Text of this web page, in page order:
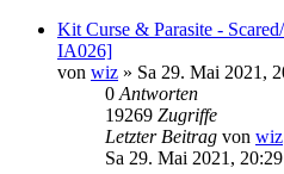
Kit Curse & Parasite -
IA026]
von wiz » Sa 29. Mai 2021,
0 Antworten
19269 Zugriffe
Letzter Beitrag von wiz
Sa 29. Mai 2021, 20:29